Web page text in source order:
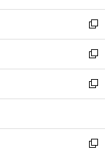
開
く
ウ
で
開
く
ン
ド
ウ
で
開
く
ウ
ィ
ン
ド
ウ
で
開
し
い
ウ
ィ
ン
ド
ウ
開
く
新
し
い
ウ
ィ
ン
ウ
で
新
し
い
ウ
ン
ド
新
し
ウ
ィ
新